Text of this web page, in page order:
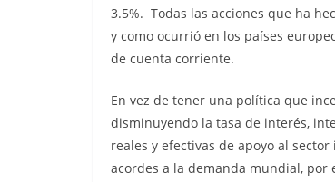
3.5%. Todas las acciones que ha
y como ocurrió en los países
de cuenta corriente.
En vez de tener una política que
disminuyendo la tasa de interés,
reales y efectivas de apoyo al
acordes a la demanda mundial,